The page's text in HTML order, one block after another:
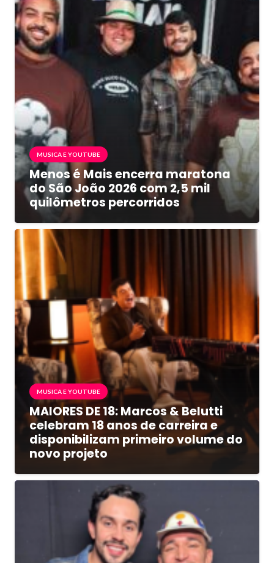
MUSICA E YOUTUBE
Menos é Mais encerra maratona
do São João 2026 com 2,5 mil
quilômetros percorridos
MUSICA E YOUTUBE
MAIORES DE 18: Marcos & Belutti
celebram 18 anos de carreira e
disponibilizam primeiro volume do
novo projeto